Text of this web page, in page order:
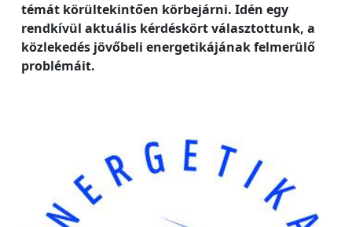
témát körültekintően körbejárni. Idén egy
rendkívül aktuális kérdéskört választottunk, a
közlekedés jövőbeli energetikájának felmerülő
problémáit.